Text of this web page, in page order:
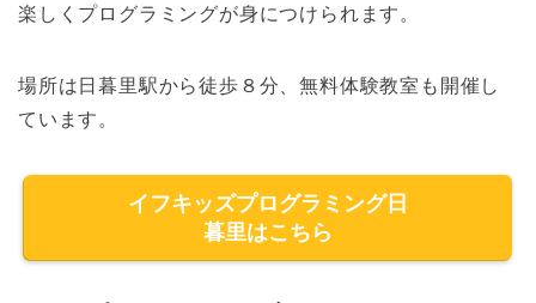
楽しくプログラミングが身につけられます。
場所は日暮里駅から徒歩８分、無料体験教室も開催し
ています。
イフキッズプログラミング日
暮里はこちら